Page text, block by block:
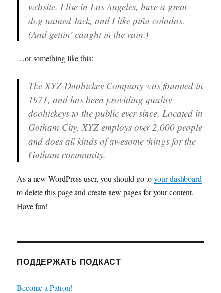
website. I live in Los Angeles, have a great
dog named Jack, and I like piña coladas.
(And gettin’ caught in the rain.)
…or something like this:
The XYZ Doohickey Company was founded in
1971, and has been providing quality
doohickeys to the public ever since. Located in
Gotham City, XYZ employs over 2,000 people
and does all kinds of awesome things for the
Gotham community.
As a new WordPress user, you should go toyour dashboard
to delete this page and create new pages for your content.
Have fun!
ПОДДЕРЖАТЬ ПОДКАСТ
Become a Patron!